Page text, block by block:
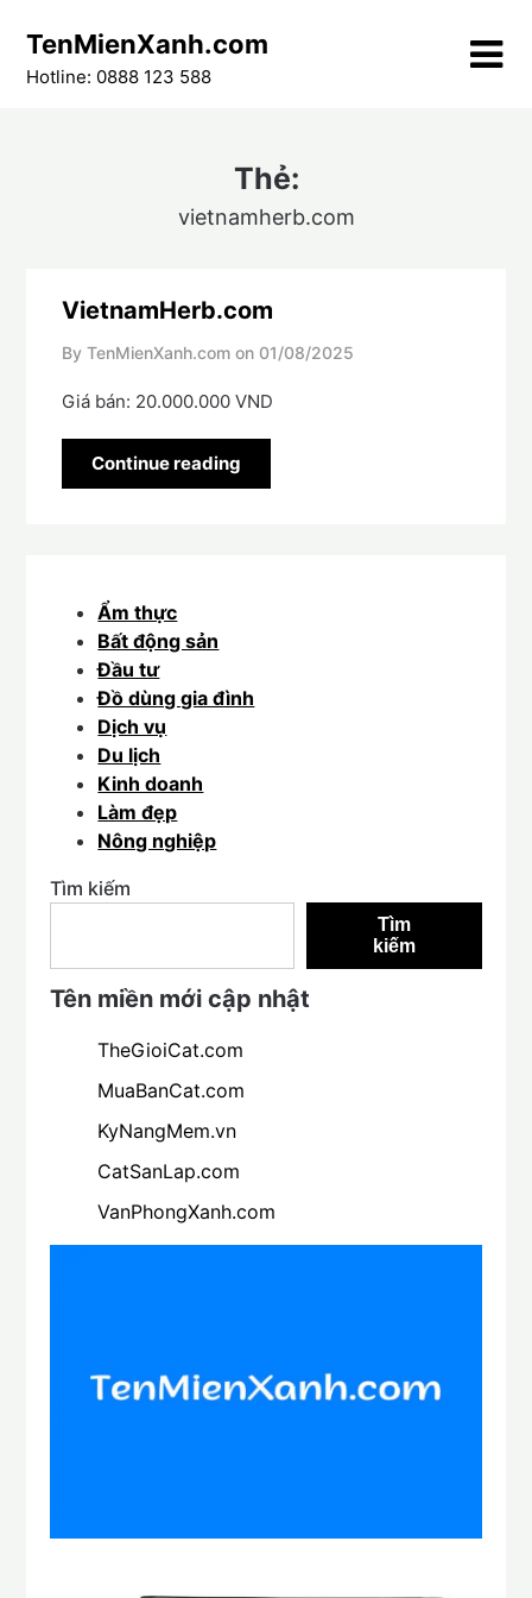
content
TenMienXanh.com
Hotline: 0888 123 588
Thẻ:
vietnamherb.com
VietnamHerb.com
By TenMienXanh.com on 01/08/2025
Giá bán: 20.000.000 VND
Continue reading
Ẩm thực
Bất động sản
Đầu tư
Đồ dùng gia đình
Dịch vụ
Du lịch
Kinh doanh
Làm đẹp
Nông nghiệp
Tìm kiếm
Tìm
kiếm
Tên miền mới cập nhật
TheGioiCat.com
MuaBanCat.com
KyNangMem.vn
CatSanLap.com
VanPhongXanh.com